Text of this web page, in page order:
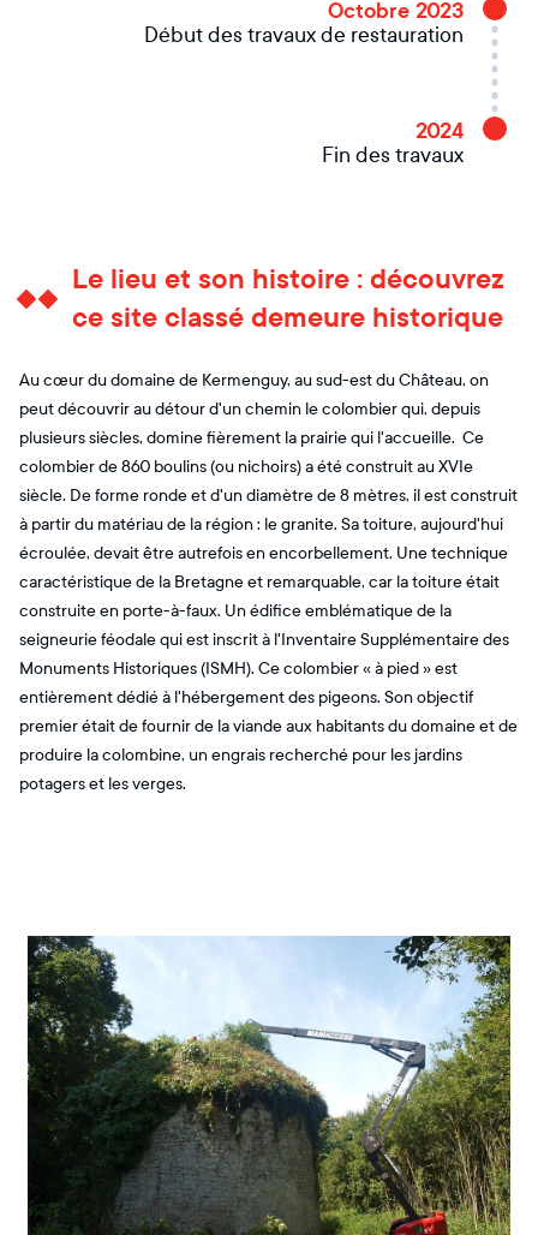
Octobre 2023
Début des travaux de restauration
2024
Fin des travaux
Le lieu et son histoire : découvrez
ce site classé demeure historique
Au cœur du domaine de Kermenguy, au sud-est du Château, on
peut découvrir au détour d'un chemin le colombier qui, depuis
plusieurs siècles, domine fièrement la prairie qui l'accueille. Ce
colombier de 860 boulins (ou nichoirs) a été construit au XVIe
siècle. De forme ronde et d'un diamètre de 8 mètres, il est construit
à partir du matériau de la région : le granite. Sa toiture, aujourd'hui
écroulée, devait être autrefois en encorbellement. Une technique
caractéristique de la Bretagne et remarquable, car la toiture était
construite en porte-à-faux. Un édifice emblématique de la
seigneurie féodale qui est inscrit à l'Inventaire Supplémentaire des
Monuments Historiques (ISMH). Ce colombier « à pied » est
entièrement dédié à l'hébergement des pigeons. Son objectif
premier était de fournir de la viande aux habitants du domaine et de
produire la colombine, un engrais recherché pour les jardins
potagers et les verges.